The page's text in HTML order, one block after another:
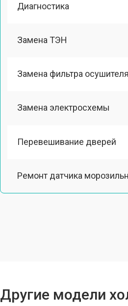
Диагностика
Замена ТЭН
Замена фильтра осушителя
Замена электросхемы
Перевешивание дверей
Ремонт датчика
Другие модели